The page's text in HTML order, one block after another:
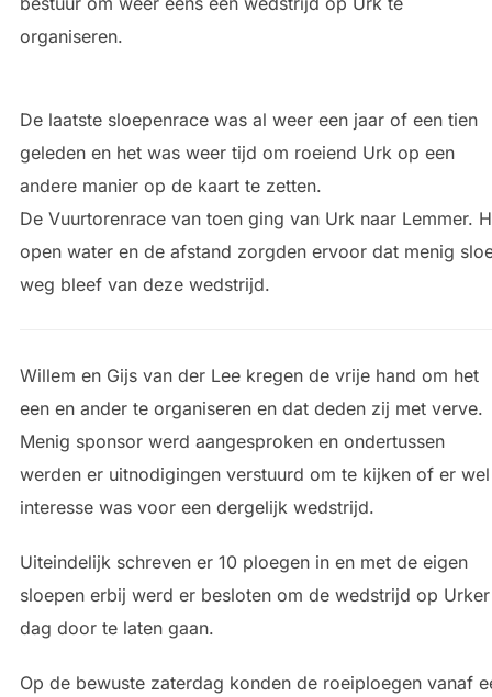
organiseren.
De laatste sloepenrace was al weer een jaar of een tien
geleden en het was weer tijd om roeiend Urk op een
andere manier op de kaart te zetten.
De Vuurtorenrace van toen ging van Urk naar Lemmer.
open water en de afstand zorgden ervoor dat menig
weg bleef van deze wedstrijd.
Willem en Gijs van der Lee kregen de vrije hand om het
een en ander te organiseren en dat deden zij met verve.
Menig sponsor werd aangesproken en ondertussen
werden er uitnodigingen verstuurd om te kijken of er wel
interesse was voor een dergelijk wedstrijd.
Uiteindelijk schreven er 10 ploegen in en met de eigen
sloepen erbij werd er besloten om de wedstrijd op Urker
dag door te laten gaan.
Op de bewuste zaterdag konden de roeiploegen vanaf